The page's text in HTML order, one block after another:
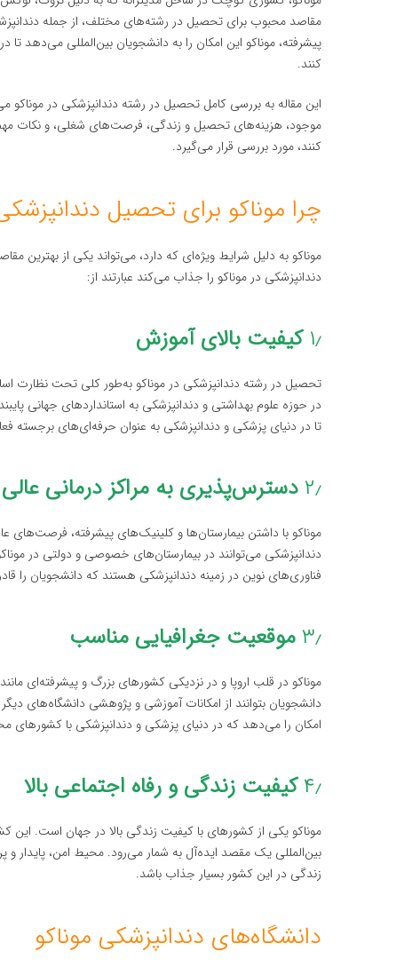
مقاصد محبوب برای تحصیل در رشته‌های مختلف، از جمله
پیشرفته، موناکو این امکان را به دانشجویان بین‌المللی می‌دهد
کنند.
این مقاله به بررسی کامل تحصیل در رشته دندانپزشکی در موناکو
موجود، هزینه‌های تحصیل و زندگی، فرصت‌های شغلی، و نکات
کنند، مورد بررسی قرار می‌گیرد.
چرا موناکو برای تحصیل
موناکو به دلیل شرایط ویژه‌ای که دارد، می‌تواند یکی از بهترین
دندانپزشکی در موناکو را جذاب می‌کند عبارتند از:
۱٫ کیفیت بالای آموزش
تحصیل در رشته دندانپزشکی در موناکو به‌طور کلی تحت نظارت
در حوزه علوم بهداشتی و دندانپزشکی به استانداردهای جهانی
تا در دنیای پزشکی و دندانپزشکی به عنوان حرفه‌ای‌های برجسته
۲٫ دسترس‌پذیری به مراکز درمانی عالی
موناکو با داشتن بیمارستان‌ها و کلینیک‌های پیشرفته، فرصت‌های
دندانپزشکی می‌توانند در بیمارستان‌های خصوصی و دولتی در
فناوری‌های نوین در زمینه دندانپزشکی هستند که دانشجویان را
۳٫موقعیت جغرافیایی مناسب
موناکو در قلب اروپا و در نزدیکی کشورهای بزرگ و پیشرفته‌ای
دانشجویان بتوانند از امکانات آموزشی و پژوهشی دانشگاه‌های
امکان را می‌دهد که در دنیای پزشکی و دندانپزشکی با کشورهای
۴٫ کیفیت زندگی و رفاه اجتماعی بالا
موناکو یکی از کشورهای با کیفیت زندگی بالا در جهان است. این
بین‌المللی یک مقصد ایده‌آل به شمار می‌رود. محیط امن،
زندگی در این کشور بسیار جذاب باشد.
دانشگاه‌های دندانپزشکی موناکو